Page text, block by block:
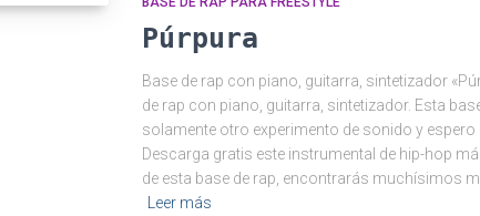
Púrpura
Base de rap con piano, guitarra, sintetizador
de rap con piano, guitarra, sintetizador. Esta
solamente otro experimento de sonido y espero
Descarga gratis este instrumental de hip-hop
de esta base de rap, encontrarás muchísimos
Leer más